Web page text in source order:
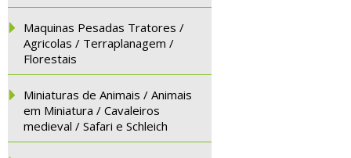
Maquinas Pesadas Tratores /
Agricolas / Terraplanagem /
Florestais
Miniaturas de Animais / Animais
em Miniatura / Cavaleiros
medieval / Safari e Schleich